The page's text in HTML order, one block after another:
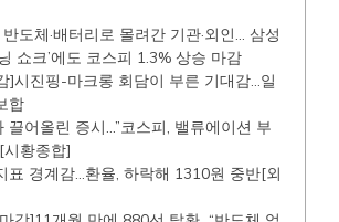
도체·배터리로 몰려간 기관·외인… 삼성
쇼크’에도 코스피 1.3% 상승 마감
]시진핑-마크롱 회담이 부른 기대감…일
합
끌어올린 증시…”코스피, 밸류에이션 부
시황종합]
표 경계감…환율, 하락해 1310원 중반[외